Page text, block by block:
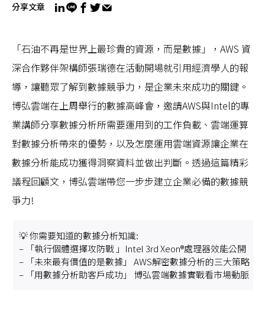
分享文章
「石油不再是世界上最珍貴的資源，而是數據」，AWS 資
深合作夥伴架構師張瑞德在活動開場就引用經濟學人的報
導，讓聽眾了解到數據競爭力，是企業未來成功的關鍵。
博弘雲端在上周舉行的數據高峰會，邀請AWS與Intel的專
業講師分享數據分析所需要運用到的工作負載、雲端運算
對數據分析帶來的優勢，以及怎麼運用雲端資源讓企業在
數據分析能成功獲得洞察資料並做出判斷。透過這篇精彩
議程回顧文，博弘雲端帶您一步步建立企業必備的數據競
爭力!
💡 你需要知道的數據分析知識:
– 「執行個體選擇攻防戰 」Intel 3rd Xeon®處理器效能公開
– 「未來最有價值的是數據」 AWS解密數據分析的三大策略
– 「用數據分析助客戶成功」 博弘雲端數據實戰看市場動脈